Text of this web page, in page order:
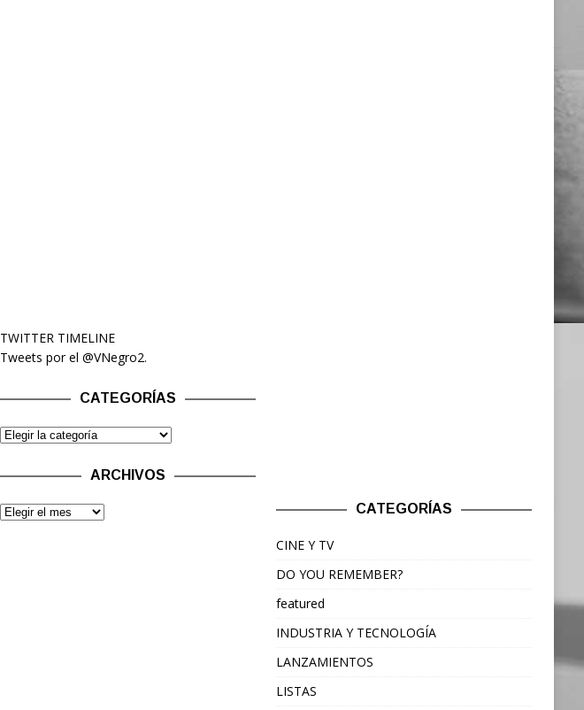
TWITTER TIMELINE
Tweets por el @VNegro2.
CATEGORÍAS
ARCHIVOS
CATEGORÍAS
CINE Y TV
DO YOU REMEMBER?
featured
INDUSTRIA Y TECNOLOGÍA
LANZAMIENTOS
LISTAS